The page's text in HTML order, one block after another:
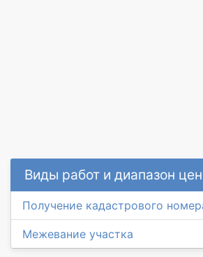
Виды работ и диапазон цен
Получение кадастрового
Межевание участка